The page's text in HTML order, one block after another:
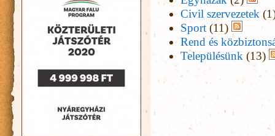
Civil szervezetek
Sport (11)
Rend és
Településünk (13)